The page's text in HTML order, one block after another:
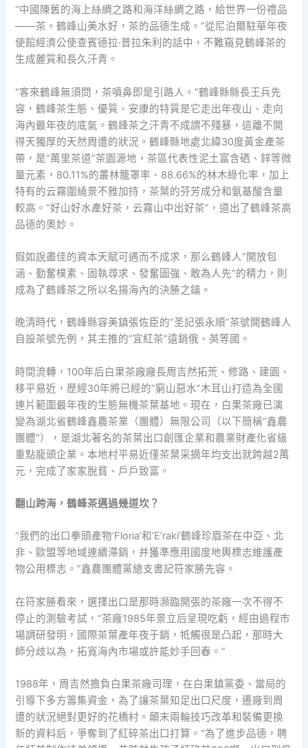
“中國陳舊的海上絲綢之路和海洋絲綢之路，給世界一份禮品
——茶。鶴峰山美水好，茶的品德生成。”從尼泊爾駐華年夜
使館經濟公使查賓德拉·普拉朱利的話中，不難窺見鶴峰茶的
生成麗質和長久汗青。
“客來鶴峰無須問，茶噴鼻即是引路人。”鶴峰縣縣長王兵先
容，鶴峰茶生態、優質、安康的特質是它走出年夜山、走向
海內最年夜的底氣。鶴峰茶之汗青不成謂不殘暴，這離不開
得天獨厚的天然周遭的狀況。鶴峰縣地處北緯30度黃金產茶
帶，是“萬里茶道”茶園源地，茶區代表性泥土富含硒、鋅等微
量元素，80.11%的叢林籠罩率、88.66%的林木綠化率，加上
特有的云霧圍繞景不雅加持，茶葉的芬芳成分和氨基酸含量
較高。“好山好水產好茶，云霧山中出好茶”，道出了鶴峰茶高
品德的奧妙。
假如說盡佳的資本天賦可遇而不成求，那么鶴峰人“開放包
涵、勤奮樸素、固執尋求、發奮圖強、敢為人先”的精力，則
成為了鶴峰茶之所以名揚海內的決勝之鑰。
晚清時代，鶴峰縣容美鎮張佐臣的“圣記張永順”茶號開鶴峰人
自設茶號先例，其主推的“宜紅茶”遠銷俄、英等國。
時間流轉，100年后白果茶廠廠長周吉然拓荒、修路、建園、
移平易近，歷經30年將已經的“窮山惡水”木耳山打造為全國
連片範圍最年夜的生態無機茶葉基地。現在，白果茶廠已演
變為湖北省鶴峰鑫農茶業（團體）無限公司（以下簡稱“鑫農
團體”），是湖北著名的茶葉出口創匯企業和農業財產化省級
重點龍頭企業。本地村平易近僅茶葉采摘年均支出就跨越2萬
元，完成了家家脫貧、戶戶致富。
翻山跨海，鶴峰茶邁過幾道坎？
“我們的出口拳頭產物‘Floria’和‘E’raki’鶴峰珍眉茶在中亞、北
非、歐盟等地域連續滯銷，并獲準應用國度地輿標志維護產
物公用標志。”鑫農團體黨總支書記符家勝先容。
在符家勝看來，選擇出口是那時瀕臨開張的茶廠一次不得不
停止的測驗考試，“茶廠1985年景立后呈現吃虧，經由過程市
場調研發明，國際茶葉產年夜于銷，牴觸很是凸起，那時大
師分歧以為，拓寬海內市場或許能妙手回春。”
1988年，周吉然擔負白果茶廠司理，在白果鎮黨委、當局的
引導下多方籌集資金，為了讓茶葉知足出口尺度，遷廠到周
遭的狀況絕對更好的花橋村。顛末兩輪技巧改革和裝備更換
新的資料后，爭奪到了紅碎茶出口打算。“為了進步品德，聘